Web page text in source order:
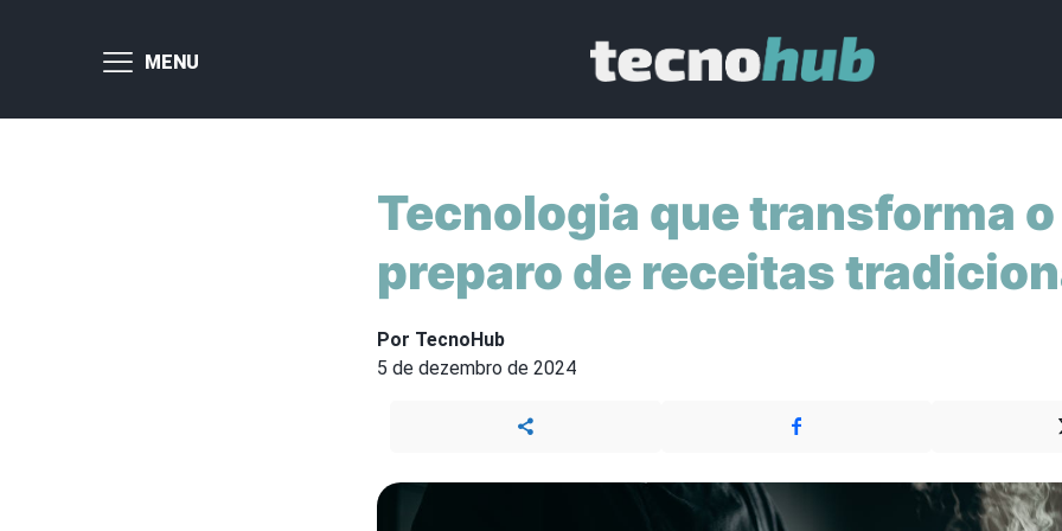
MENU
Tecnologia que transforma o
preparo de receitas
Por TecnoHub
5 de dezembro de 2024